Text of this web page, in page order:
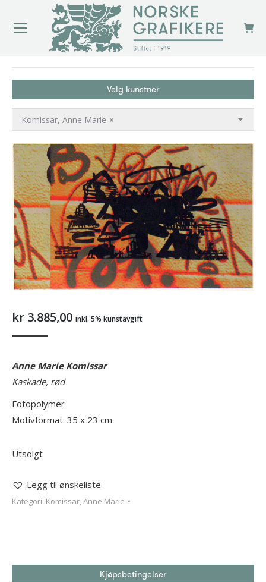
Velg kunstner
×
Komissar, Anne Marie
kr 3.885,00 inkl. 5% kunstavgift
Anne Marie Komissar
Kaskade, rød
Fotopolymer
Motivformat: 35 x 23 cm
Utsolgt
Legg til ønskeliste
Kategori: Komissar, Anne Marie
Kjøpsbetingelser